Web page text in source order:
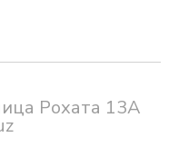
Рохата 13А